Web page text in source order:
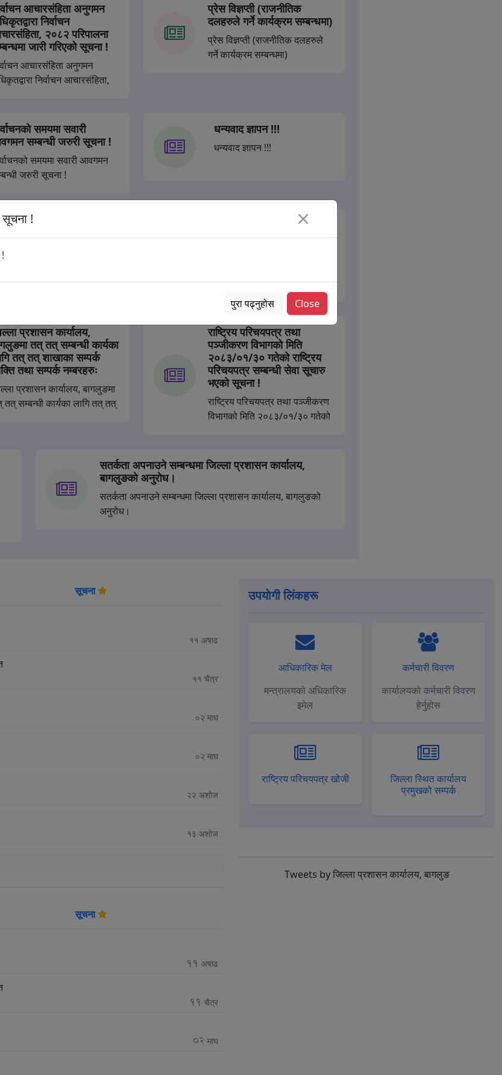
आचारसंहिता अनुगमन
निर्वाचन
२०८२ परिपालना
जारी गरिएको सूचना !
आचारसंहिता अनुगमन
निर्वाचन आचारसंहिता,
प्रेस विज्ञप्‍ती (राजनीतिक
दलहरुले गर्ने कार्यक्रम सम्बन्धमा)
प्रेस विज्ञप्‍ती (राजनीतिक दलहरुले
गर्ने कार्यक्रम सम्बन्धमा)
समयमा सवारी
सम्बन्धी जरुरी सूचना !
समयमा सवारी आवगमन
जरुरी सूचना !
धन्यवाद ज्ञापन !!!
धन्यवाद ज्ञापन !!!
फिर्ता लैजाने सम्बन्धी
!
फिर्ता लैजाने सम्बन्धी
सार्वजनिक विदाको दिनमा समेत
सार्वजनिक सेवा प्रावह हुने
सार्वजनिक सेवा प्रावह हुने सम्बन्धी
संशोधित सूचना !
प्रशासन कार्यालय,
तत् तत् सम्बन्धी कार्यका
तत् तत् शाखाका सम्पर्क
तथा सम्पर्क नम्बरहरुः
प्रशासन कार्यालय, बागलुङमा
तत् सम्बन्धी कार्यका लागि तत् तत्
राष्‍ट्रिय परिचयपत्र तथा
पञ्‍जीकरण विभागको मिति
२०८३/०१/३० गतेको राष्‍ट्रिय
परिचयपत्र सम्बन्धी सेवा सूचारु
भएको सूचना !
राष्‍ट्रिय परिचयपत्र तथा पञ्‍जीकरण
विभागको मिति २०८३/०१/३० गतेको
सतर्कता अपनाउने सम्बन्धमा जिल्ला प्रशासन कार्यालय,
बागलुङको अनुरोध।
सतर्कता अपनाउने सम्बन्धमा जिल्ला प्रशासन कार्यालय, बागलुङको
अनुरोध।
सूचना
११ अषाढ
११ चैत्र
०२ माघ
०२ माघ
२२ अशोज
१३ अशोज
सूचना
11 अषाढ
11 चैत्र
02 माघ
उपयाेगी लिंकहरू
आधिकारिक मेल
मन्त्रालयको अधिकारिक
इमेल
कर्मचारी विवरण
कार्यालयको कर्मचारी विवरण
हेर्नुहोस
राष्ट्रिय परिचयपत्र खोजी
जिल्ला स्थित कार्यालय
प्रमुखको सम्पर्क
Tweets by जिल्ला प्रशासन कार्यालय, बागलुङ
सूचना !
पुरा पढ्नुहोस Close